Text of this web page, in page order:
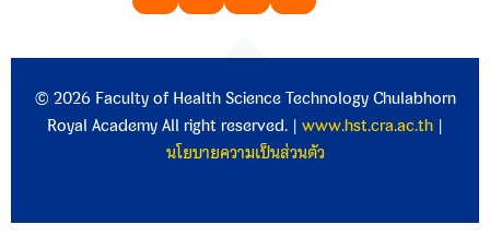
© 2026 Faculty of Health Science Technology Chulabhorn
Royal Academy All right reserved. | www.hst.cra.ac.th |
นโยบายความเป็นส่วนตัว